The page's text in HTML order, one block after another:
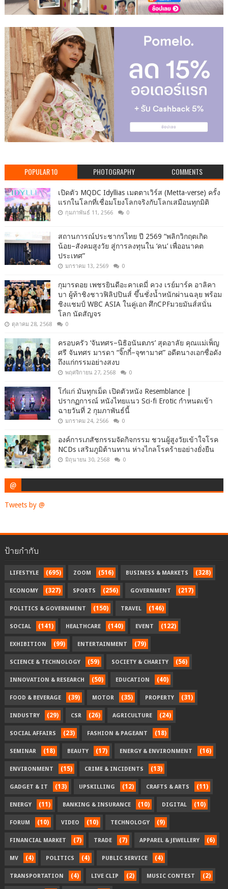
POPULAR 10 PHOTOGRAPHY COMMENTS
เปิดตัว MQDC Idyllias เมตตาเวิร์ส (Metta-verse) ครั้ง
แรกในโลกที่เชื่อมโยงโลกจริงกับโลกเสมือนทุกมิติ
กุมภาพันธ์ 11, 2566 0
สถานการณ์ประชากรไทย ปี 2569 “พลิกวิกฤตเกิด
น้อย–สังคมสูงวัย สู่การลงทุนใน ‘คน’ เพื่ออนาคต
ประเทศ”
มกราคม 13, 2569 0
กุมารดอย เพชรยินดีอะคาเดมี่ ควง เรย์มาร์ค อาลิคา
บา ผู้ท้าชิงชาวฟิลิปปินส์ ขึ้นชั่งน้ำหนักผ่านฉลุย พร้อม
ชิงแชมป์ WBC ASIA ในคู่เอก ศึกCPFมวยมันส์สนั่น
โลก นัดสัญจร
ตุลาคม 28, 2568 0
ครอบครัว ‘จันทศร–นิธิอนันตภร’ สุดอาลัย คุณแม่เพ็ญ
ศรี จันทศร มารดา “จิ๊กกี๋–จุฑามาศ” อดีตนางเอกชื่อดัง
ถึงแก่กรรมอย่างสงบ
พฤศจิกายน 27, 2568 0
โก๋แก่ มันทุกเม็ด เปิดตัวหนัง Resemblance |
ปรากฏการณ์ หนังไทยแนว Sci-fi Erotic กำหนดเข้า
ฉายวันที่ 2 กุมภาพันธ์นี้
มกราคม 24, 2566 0
องค์การเภสัชกรรมจัดกิจกรรม ชวนผู้สูงวัยเข้าใจโรค
NCDs เสริมภูมิต้านทาน ห่างไกลโรคร้ายอย่างยั่งยืน
มิถุนายน 30, 2568 0
@
Tweets by @
ป้ายกำกับ
LIFESTYLE (695) ZOOM (516) BUSINESS & MARKETS (328)
ECONOMY (327) SPORTS (256) GOVERNMENT (217)
POLITICS & GOVERNMENT (150) TRAVEL (146)
SOCIAL (141) HEALTHCARE (140) EVENT (122)
EXHIBITION (99) ENTERTAINMENT (79)
SCIENCE & TECHNOLOGY (59) SOCIETY & CHARITY (56)
INNOVATION & RESEARCH (50) EDUCATION (40)
FOOD & BEVERAGE (39) MOTOR (35) PROPERTY (31)
INDUSTRY (29) CSR (26) AGRICULTURE (24)
SOCIAL AFFAIRS (23) FASHION & PAGEANT (18)
SEMINAR (18) BEAUTY (17) ENERGY & ENVIRONMENT (16)
ENVIRONMENT (15) CRIME & INCIDENTS (13)
GADGET & IT (13) UPSKILLING (12) CRAFTS & ARTS (11)
ENERGY (11) BANKING & INSURANCE (10) DIGITAL (10)
FORUM (10) VIDEO (10) TECHNOLOGY (9)
FINANCIAL MARKET (7) TRADE (7) APPAREL & JEWELLERY (6)
MV (4) POLITICS (4) PUBLIC SERVICE (4)
TRANSPORTATION (4) LIVE CLIP (2) MUSIC CONTEST (2)